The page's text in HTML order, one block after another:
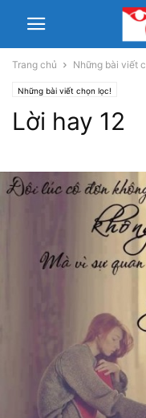
Trang chủ Những bài viết
Những bài viết chọn lọc!
Lời hay 12